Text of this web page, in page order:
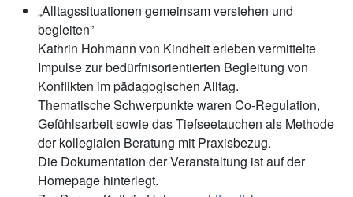
„Alltagssituationen gemeinsam verstehen und
begleiten”
Kathrin Hohmann von Kindheit erleben vermittelte
Impulse zur bedürfnisorientierten Begleitung von
Konflikten im pädagogischen Alltag.
Thematische Schwerpunkte waren Co-Regulation,
Gefühlsarbeit sowie das Tiefseetauchen als Methode
der kollegialen Beratung mit Praxisbezug.
Die Dokumentation der Veranstaltung ist auf der
Homepage hinterlegt.